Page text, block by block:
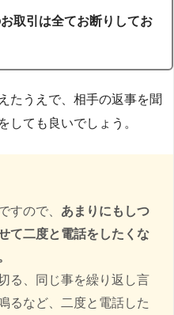
取引は全てお断りしてお
たうえで、相手の返事を聞
しても良いでしょう。
すので、 あまりにもしつ
て二度と電話をしたくな
る、同じ事を繰り返し言
るなど、二度と電話した